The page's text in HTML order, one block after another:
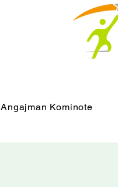
Angajman Kominote